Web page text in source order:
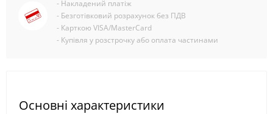
- Накладений платіж
- Безготівковий розрахунок без ПДВ
- Карткою VISA/MasterCard
- Купівля у розстрочку або оплата частинами
Основні характеристики